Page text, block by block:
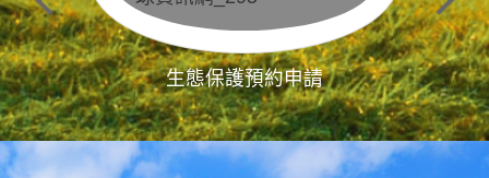
生態保護預約申請